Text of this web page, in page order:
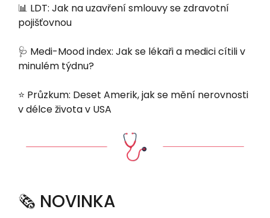
📊 LDT: Jak na uzavření smlouvy se zdravotní
pojišťovnou
🩺 Medi-Mood index: Jak se lékaři a medici cítili v
minulém týdnu?
⭐️ Průzkum: Deset Amerik, jak se mění nerovnosti
v délce života v USA
🗞️ NOVINKA